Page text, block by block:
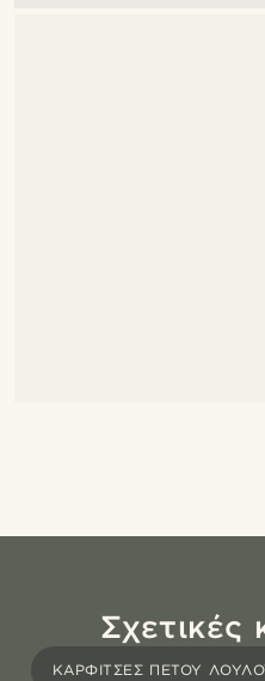
Σχετικές
ΚΑΡΦΊΤΣΕΣ ΠΈΤΟΥ